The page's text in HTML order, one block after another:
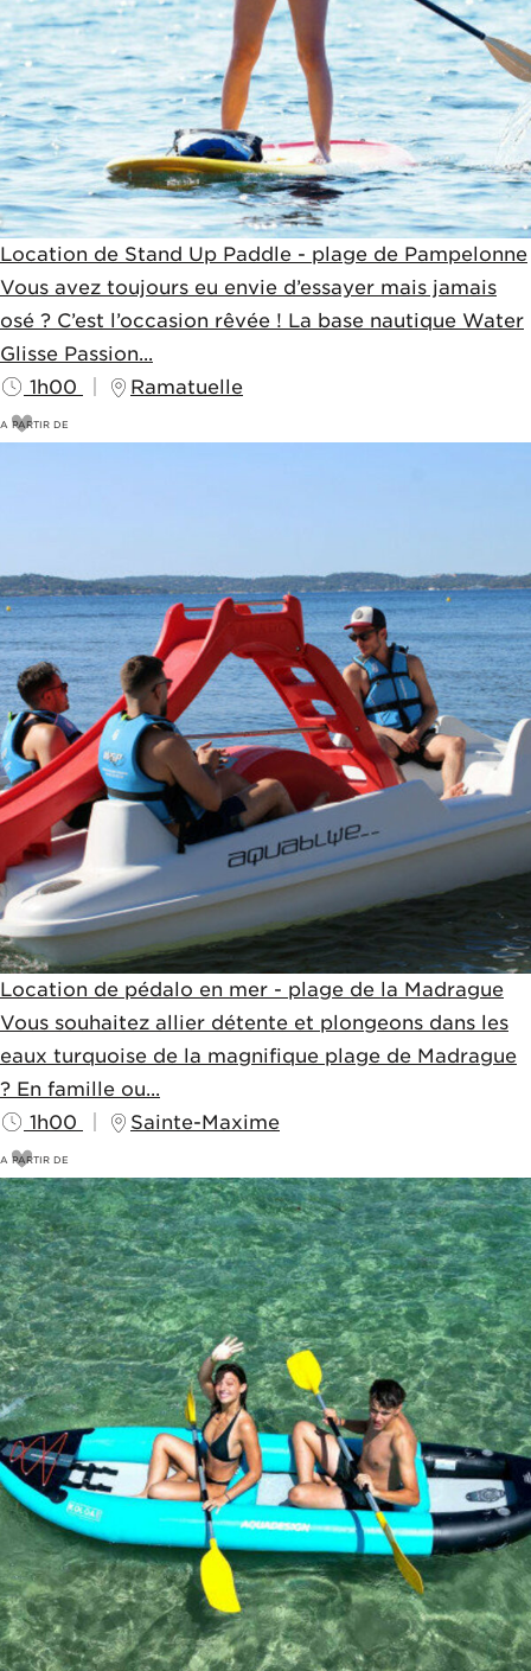
Location de Stand Up Paddle - plage de Pampelonne
Vous avez toujours eu envie d’essayer mais jamais
osé ? C’est l’occasion rêvée ! La base nautique Water
Glisse Passion...
1h00
Ramatuelle
A PARTIR DE
Location de pédalo en mer - plage de la Madrague
Vous souhaitez allier détente et plongeons dans les
eaux turquoise de la magnifique plage de Madrague
? En famille ou...
1h00
Sainte-Maxime
A PARTIR DE
30€
35€